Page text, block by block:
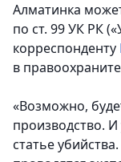
Алматинка
по ст. 99 УК РК
корреспонденту
в
«Возможно,
производство.
статье